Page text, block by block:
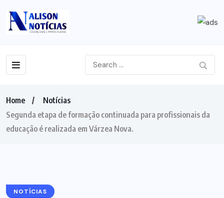
Home
Notícias
Segunda etapa de formação continuada para profissionais da
educação é realizada em Várzea Nova.
NOTÍCIAS